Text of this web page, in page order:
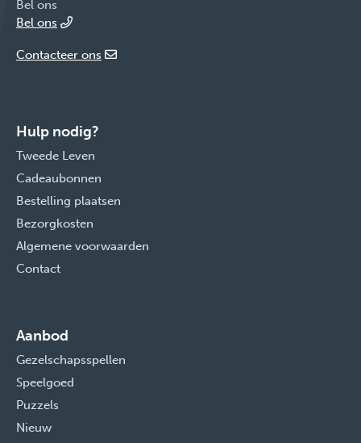
Bel ons
Bel ons
Contacteer ons
Hulp nodig?
Tweede Leven
Cadeaubonnen
Bestelling plaatsen
Bezorgkosten
Algemene voorwaarden
Contact
Aanbod
Gezelschapsspellen
Speelgoed
Puzzels
Nieuw